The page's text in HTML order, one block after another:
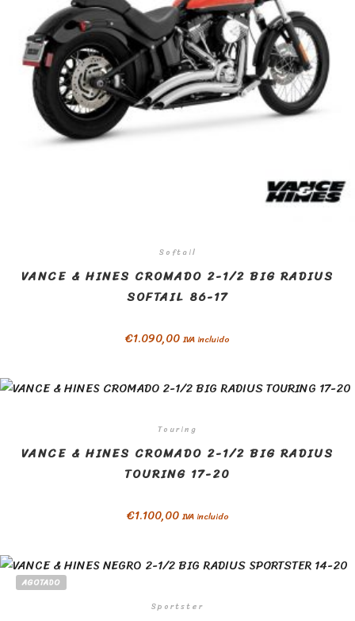
Softail
VANCE & HINES CROMADO 2-1/2 BIG RADIUS
SOFTAIL 86-17
€1.090,00 IVA incluido
Touring
VANCE & HINES CROMADO 2-1/2 BIG RADIUS
TOURING 17-20
€1.100,00 IVA incluido
AGOTADO
Sportster